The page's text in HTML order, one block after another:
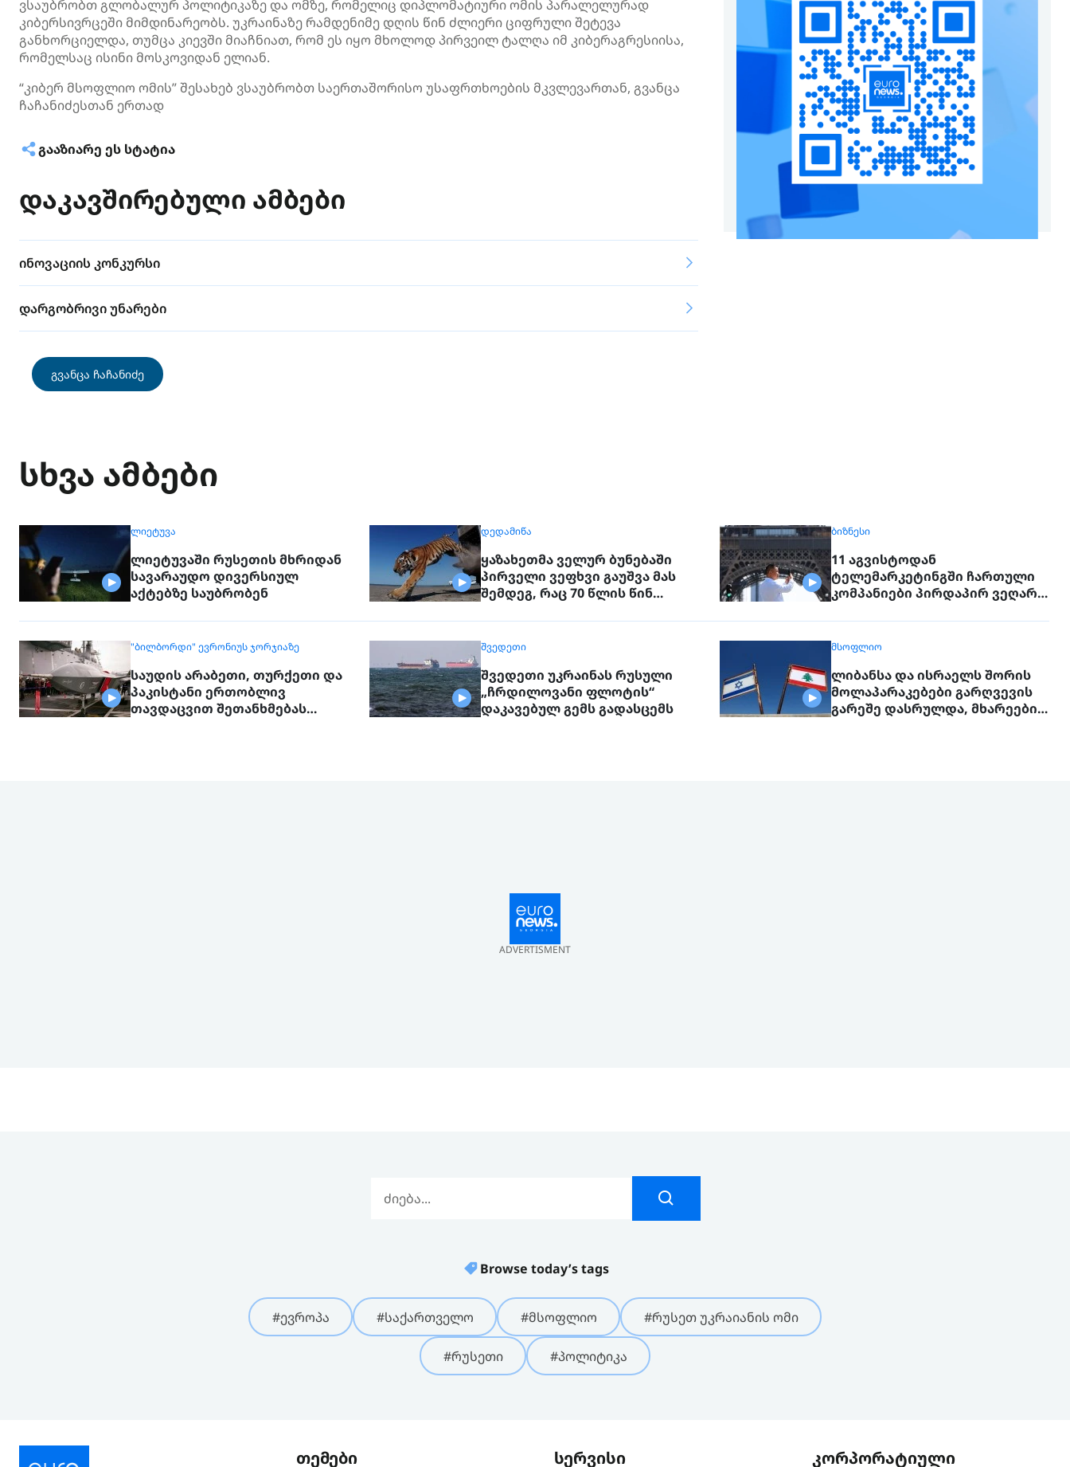
ვსაუბრობთ გლობალურ პოლიტიკაზე და ომზე, რომელიც დიპლომატიური ომის პარალელურად
კიბერსივრცეში მიმდინარეობს. უკრაინაზე რამდენიმე დღის წინ ძლიერი ციფრული შეტევა
განხორციელდა, თუმცა კიევში მიაჩნიათ, რომ ეს იყო მხოლოდ პირვეილ ტალღა იმ კიბერაგრესიისა,
რომელსაც ისინი მოსკოვიდან ელიან.
“კიბერ მსოფლიო ომის” შესახებ ვსაუბრობთ საერთაშორისო უსაფრთხოების მკვლევართან, გვანცა
ჩაჩანიძესთან ერთად
ᲒᲐᲐᲖᲘᲐᲠᲔ ᲔᲡ ᲡᲢᲐᲢᲘᲐ
დაკავშირებული ამბები
ინოვაციის კონკურსი
დარგობრივი უნარები
გვანცა ჩაჩანიძე
სხვა ამბები
ᲚᲘᲔᲢᲣᲕᲐ
ლიეტუვაში რუსეთის მხრიდან
სავარაუდო დივერსიულ
აქტებზე საუბრობენ
ᲓᲔᲓᲐᲛᲘᲬᲐ
ყაზახეთმა ველურ ბუნებაში
პირველი ვეფხვი გაუშვა მას
შემდეგ, რაც 70 წლის წინ
თურანული ვეფხვი
ᲑᲘᲖᲜᲔᲡᲘ
11 აგვისტოდან
ტელემარკეტინგში ჩართული
კომპანიები პირდაპირ ვეღარ
მოქალაქეებს
"ᲑᲘᲚᲑᲝᲠᲓᲘ" ᲔᲕᲠᲝᲜᲘᲣᲡ ᲯᲝᲠᲯᲘᲐᲖᲔ
საუდის არაბეთი, თურქეთი და
პაკისტანი ერთობლივ
თავდაცვით შეთანხმებას
ᲨᲕᲔᲓᲔᲗᲘ
შვედეთი უკრაინას რუსული
„ჩრდილოვანი ფლოტის“
დაკავებულ გემს გადასცემს
ᲛᲡᲝᲤᲚᲘᲝ
ლიბანსა და ისრაელს შორის
მოლაპარაკებები გარღვევის
გარეშე დასრულდა, მხარეები
ADVERTISMENT
Browse today’s tags
#ევროპა #საქართველო #მსოფლიო #რუსეთ უკრაიანის ომი
#რუსეთი #პოლიტიკა
თემები სერვისი კორპორატიული